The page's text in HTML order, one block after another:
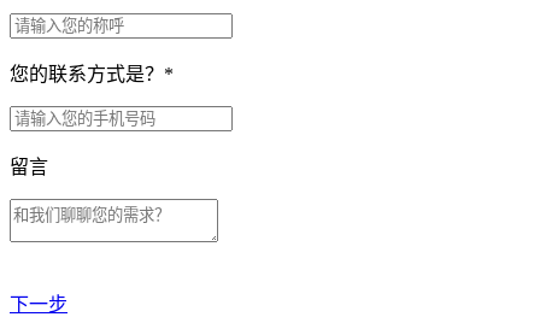
您的联系方式是？ *
留言
下一步